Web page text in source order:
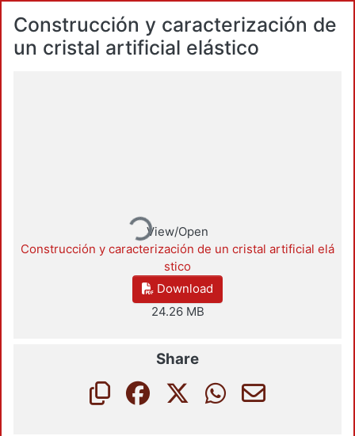
Construcción y caracterización de
un cristal artificial elástico
Loading...View/Open
Construcción y caracterización de un cristal artificial elá
stico
Download
24.26 MB
Share